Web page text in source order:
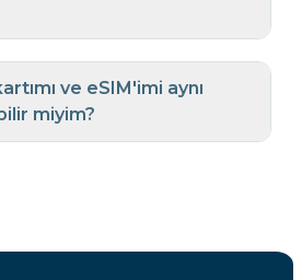
ve eSIM'imi aynı
miyim?